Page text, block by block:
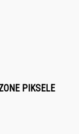
PIKSELE